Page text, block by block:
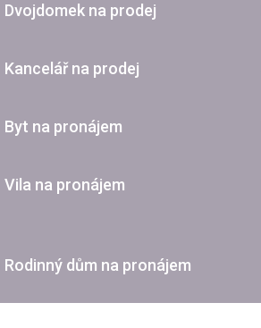
Dvojdomek na prodej
Kancelář na prodej
Byt na pronájem
Vila na pronájem
Rodinný dům na pronájem